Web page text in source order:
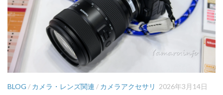
BLOG / カメラ・レンズ関連 / カメラアクセサリ 2026年3月14日